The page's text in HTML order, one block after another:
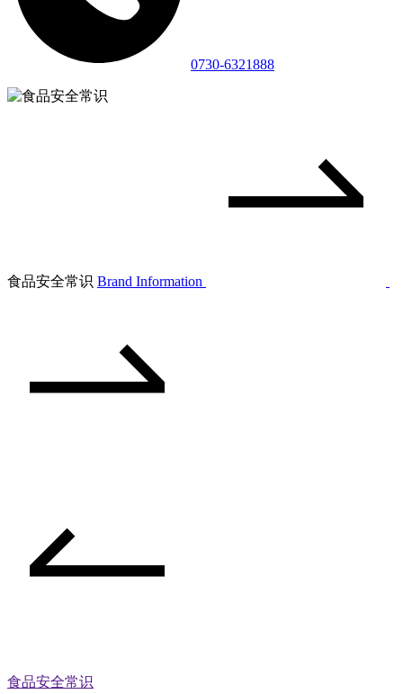
0730-6321888
食品安全常识 Brand Information
食品安全常识